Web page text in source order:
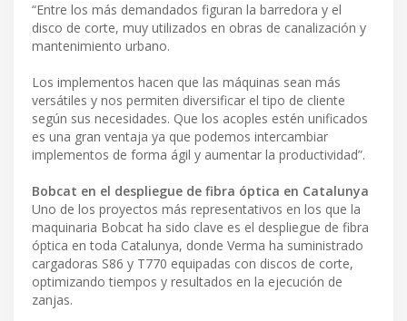
“Entre los más demandados figuran la barredora y el
disco de corte, muy utilizados en obras de canalización y
mantenimiento urbano.
Los implementos hacen que las máquinas sean más
versátiles y nos permiten diversificar el tipo de cliente
según sus necesidades. Que los acoples estén unificados
es una gran ventaja ya que podemos intercambiar
implementos de forma ágil y aumentar la productividad”.
Bobcat en el despliegue de fibra óptica en Catalunya
Uno de los proyectos más representativos en los que la
maquinaria Bobcat ha sido clave es el despliegue de fibra
óptica en toda Catalunya, donde Verma ha suministrado
cargadoras S86 y T770 equipadas con discos de corte,
optimizando tiempos y resultados en la ejecución de
zanjas.